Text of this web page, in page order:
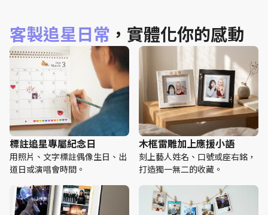
客製追星日常 ，實體化你的感動
標註追星專屬紀念日
用照片、文字標註偶像生日、出
道日或演唱會時間。
木框雷雕加上應援小語
刻上藝人姓名、口號或座右銘，
打造獨一無二的收藏。